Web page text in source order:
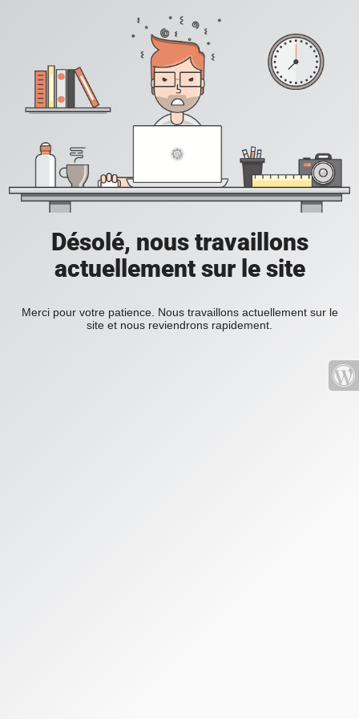
Désolé, nous travaillons
actuellement sur le site
Merci pour votre patience. Nous travaillons actuellement sur le
site et nous reviendrons rapidement.